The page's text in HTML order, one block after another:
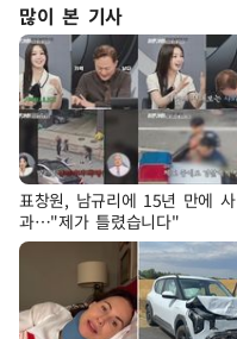
많이 본 기사
표창원, 남규리에 15년 만에 사
과…"제가 틀렸습니다"